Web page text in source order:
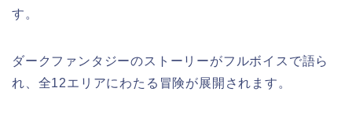
す。
ダークファンタジーのストーリーがフルボイスで語ら
れ、全12エリアにわたる冒険が展開されます。